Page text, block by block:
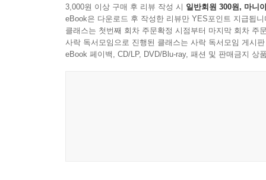
3,000원 이상 구매 후 리뷰 작성 시 일반회원 300원, 마니
eBook은 다운로드 후 작성한 리뷰만 YES포인트 지급됩니
클래스는 첫번째 회차 주문확정 시점부터 마지막 회차 주
사락 독서모임으로 진행된 클래스는 사락 독서모임 게시
eBook 페이백, CD/LP, DVD/Blu-ray, 패션 및 판매금지 상